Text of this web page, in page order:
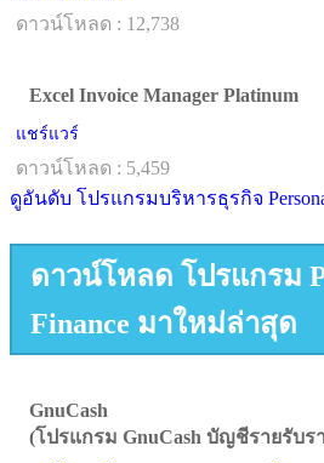
ดาวน์โหลด : 12,738
Excel Invoice Manager Platinum
แชร์แวร์
ดาวน์โหลด : 5,459
ดูอันดับ โปรแกรมบริหารธุรกิจ
ดาวน์โหลด โปรแกรม
Finance มาใหม่ล่าสุด
GnuCash
(โปรแกรม GnuCash บัญชีรายรับ